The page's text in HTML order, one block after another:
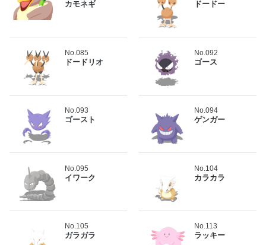
カモネギ ドードー
No.085
ドードリオ
No.092
ゴース
No.093
ゴースト
No.094
ゲンガー
No.095
イワーク
No.104
カラカラ
No.105
ガラガラ
No.113
ラッキー